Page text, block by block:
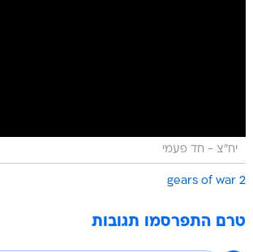
יח"צ - חד פעמי
gears of war 2
טרם התפרסמו תגובות